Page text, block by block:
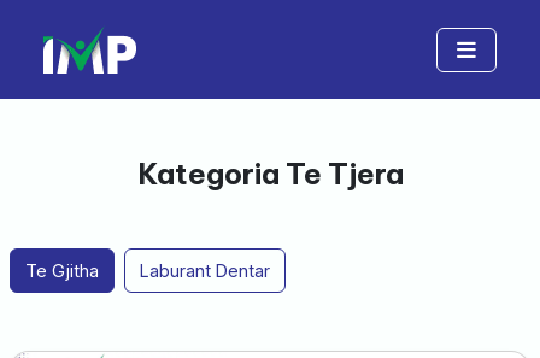
Kategoria Te Tjera
Te Gjitha Laburant Dentar